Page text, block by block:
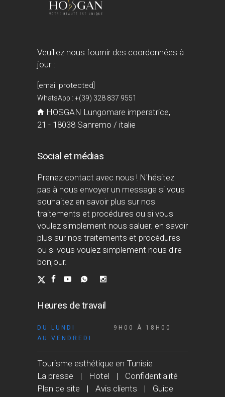
Veuillez nous fournir des coordonnées à
jour :
[email protected]
WhatsApp : +(39) 328 837 9551
HOSGAN Lungomare imperatrice,
21 - 18038 Sanremo / italie
Social et médias
Prenez contact avec nous ! N'hésitez
pas à nous envoyer un message si vous
souhaitez en savoir plus sur nos
traitements et procédures ou si vous
voulez simplement nous saluer. en savoir
plus sur nos traitements et procédures
ou si vous voulez simplement nous dire
bonjour.
Heures de travail
DU LUNDI
AU VENDREDI
9H00 À 18H00
Tourisme esthétique en Tunisie
La presse
Hotel
Confidentialité
Plan de site
Avis clients Guide